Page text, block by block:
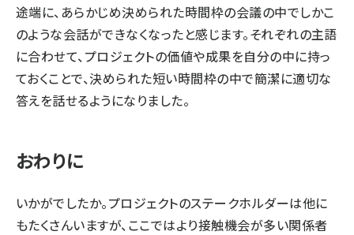
途端に、あらかじめ決められた時間枠の会議の中でしかこ
のような会話ができなくなったと感じます。それぞれの主語
に合わせて、プロジェクトの価値や成果を自分の中に持っ
ておくことで、決められた短い時間枠の中で簡潔に適切な
答えを話せるようになりました。
おわりに
いかがでしたか。プロジェクトのステークホルダーは他に
もたくさんいますが、ここではより接触機会が多い関係者